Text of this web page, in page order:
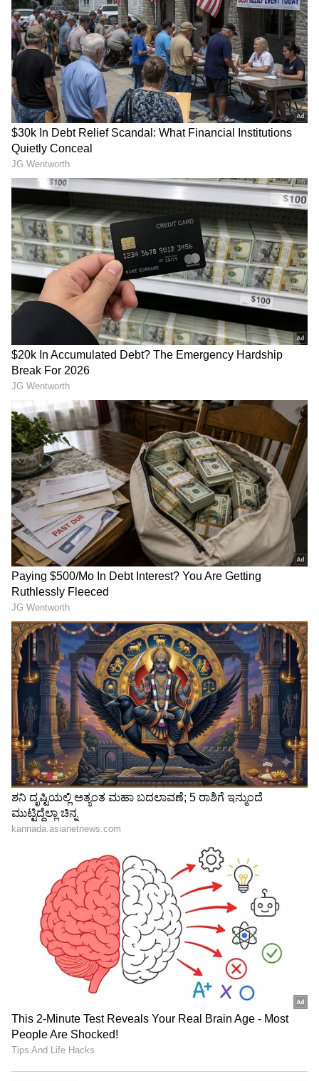
ಸಮಗ್ರ ಸುದ್ದಿ ಮೂಲವನ್ನಾಗಿ asianet suvarna news ಅನ್ನು
ಆಯ್ಕೆ ಮಾಡಿಕೊಳ್ಳಿ
2
Image Credit :Gemini
2026ರಲ್ಲಿ ಉತ್ತಮ ಗ್ರೋತ್‌ಗೆ ಏನು ಮಾಡಬೇಕು?
ತಜ್ಞರ ಪ್ರಕಾರ, ಕೇವಲ ರೀಲ್ಸ್ ಅಥವಾ ಕೇವಲ ಪೋಸ್ಟ್‌ಗಳ
ಮೇಲೆ ಅವಲಂಬಿಸಬಾರದು. ವಾರದಲ್ಲಿ 3–5 ರೀಲ್ಸ್, 2–3
ಕ್ಯಾರೋಸೆಲ್ ಪೋಸ್ಟ್‌ಗಳು ಮತ್ತು ಪ್ರತಿದಿನ ಸ್ಟೋರಿಗಳನ್ನು
ಬಳಸುವ ಖಾತೆಗಳು ಹೆಚ್ಚು ವೇಗವಾಗಿ ಬೆಳೆಯುತ್ತಿವೆ. ಜೊತೆಗೆ
ಟ್ರೆಂಡಿಂಗ್ ಹ್ಯಾಶ್‌ಟ್ಯಾಗ್‌, ಸರಿಯಾದ ಕ್ಯಾಪ್ಷನ್ ಮತ್ತು
ಫಾಲೋವರ್‌ಗಳೊಂದಿಗೆ ನಿರಂತರ ಸಂವಹನ ಕೂಡ ಮುಖ್ಯ.
3
4
Image Credit :Chatgpt
ವೈರಲ್ ಆಗಲು ಈ ತಪ್ಪುಗಳನ್ನು ಮಾಡಬೇಡಿ
ಒಂದೇ ರೀತಿಯ ಕಂಟೆಂಟ್ ಅನ್ನು ಮತ್ತೆ ಮತ್ತೆ ಪೋಸ್ಟ್
ಮಾಡುವುದು.
ಕಡಿಮೆ ಗುಣಮಟ್ಟದ ವಿಡಿಯೋ ಅಪ್‌ಲೋಡ್ ಮಾಡುವುದು.
ಟ್ರೆಂಡಿಂಗ್ ಆಡಿಯೋ ಬಳಸದೇ ಇರುವುದು.
ನಿಯಮಿತವಾಗಿ ಪೋಸ್ಟ್ ಮಾಡದೇ ಇರುವುದು.
ಕಾಮೆಂಟ್‌ಗಳಿಗೆ ಪ್ರತಿಕ್ರಿಯೆ ನೀಡದೇ ಇರುವುದು.